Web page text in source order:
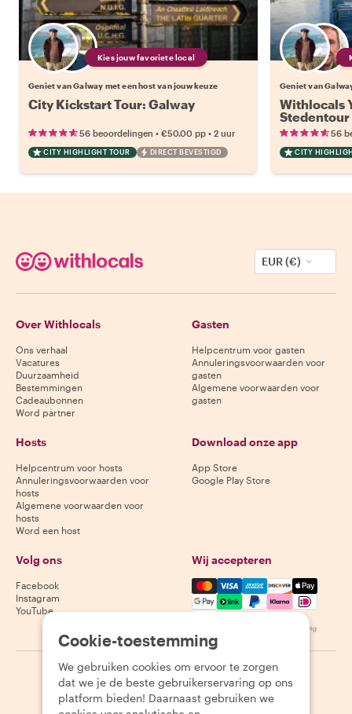
Kies jouw favoriete local
Geniet van Galway met een host van jouw keuze
City Kickstart Tour: Galway
56 beoordelingen • €50.00 pp • 2 uur
CITY HIGHLIGHT TOUR DIRECT BEVESTIGD
Geniet van
Withlocals
Stedentour
56
CITY
EUR (€)
Over Withlocals
Ons verhaal
Vacatures
Duurzaamheid
Bestemmingen
Cadeaubonnen
Word partner
Gasten
Helpcentrum voor gasten
Annuleringsvoorwaarden voor
gasten
Algemene voorwaarden voor
gasten
Hosts
Helpcentrum voor hosts
Annuleringsvoorwaarden voor
hosts
Algemene voorwaarden voor
hosts
Word een host
Download onze app
App Store
Google Play Store
Volg ons
Facebook
Instagram
YouTube
Wij accepteren
Mastercard, Visa, Amex,
Beschikbaarheid varieert per bestemming
2026 Withlocals.com Privacybeleid Cookies
Cookie-toestemming
We gebruiken cookies om ervoor te zorgen
dat we je de beste gebruikerservaring op ons
platform bieden! Daarnaast gebruiken we